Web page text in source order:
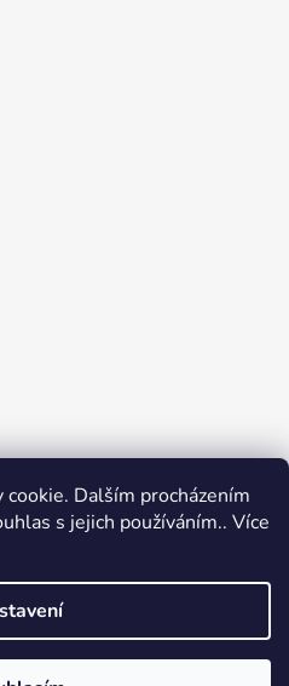
Dalším procházením
s jejich používáním.. Více
|Realizoval Appgrade